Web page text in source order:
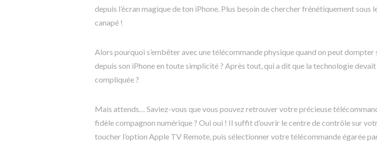
depuis l’écran magique de ton iPhone. Plus besoin de chercher frénétiquement sous
canapé !
Alors pourquoi s’embêter avec une télécommande physique quand on peut
depuis son iPhone en toute simplicité ? Après tout, qui a dit que la technologie
compliquée ?
Mais attends… Saviez-vous que vous pouvez retrouver votre précieuse
fidèle compagnon numérique ? Oui oui ! Il suffit d’ouvrir le centre de contrôle sur
toucher l’option Apple TV Remote, puis sélectionner votre télécommande égarée